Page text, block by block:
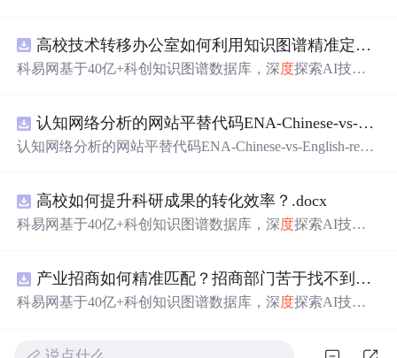
容包括工作计划书、考核流程、管理制度、技巧攻略等，
旨在帮助新手和专业人士提升新媒体运营效率和效果。
高校技术转移办公室如何利用知识图谱精准定位产业需求与技术适配点？.docx
科易网基于40亿+科创知识图谱数据库，深度探索AI技术
新领域的AI+数智化解决方案，推动科技创新与产业创新
智能化发展。
认知网络分析的网站平替代码ENA-Chinese-vs-English-reproducible.zip
认知网络分析的网站平替代码ENA-Chinese-vs-English-repro
高校如何提升科研成果的转化效率？.docx
科易网基于40亿+科创知识图谱数据库，深度探索AI技术
新领域的AI+数智化解决方案，推动科技创新与产业创新
智能化发展。
产业招商如何精准匹配？招商部门苦于找不到符合产业链补链强链方向的目标企业怎么办？.docx
科易网基于40亿+科创知识图谱数据库，深度探索AI技术